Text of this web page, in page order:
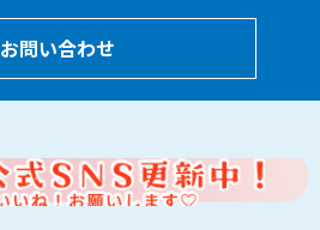
お問い合わせ